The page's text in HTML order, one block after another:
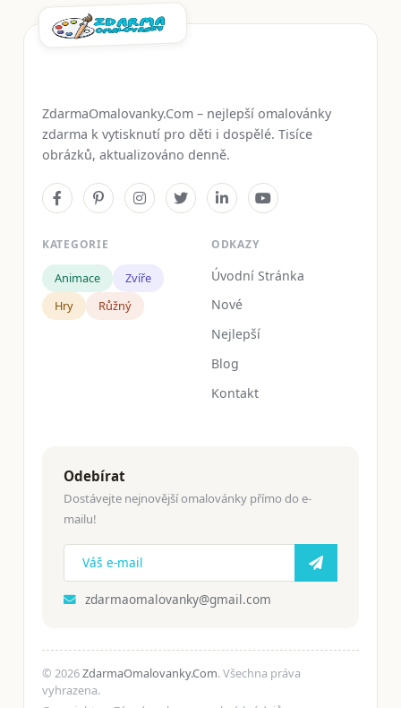
ZdarmaOmalovanky.Com – nejlepší omalovánky
zdarma k vytisknutí pro děti i dospělé. Tisíce
obrázků, aktualizováno denně.
KATEGORIE
Animace
Zvíře
Hry
Růžný
ODKAZY
Úvodní Stránka
Nové
Nejlepší
Blog
Kontakt
Odebírat
Dostávejte nejnovější omalovánky přímo do e-
mailu!
zdarmaomalovanky@gmail.com
© 2026ZdarmaOmalovanky.Com. Všechna práva
vyhrazena.